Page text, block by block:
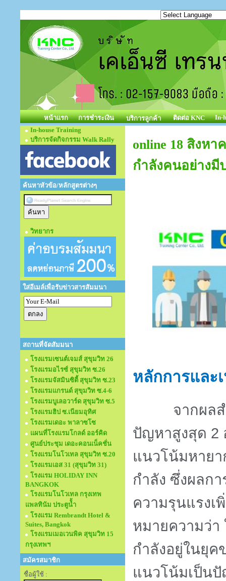
หน้าแรก การชำระเงิน บริการลูกค้า ติดต่อ KNC
In-
In-house Training
บริการจัดกิจกรรม Walk Rally
ค้นหาหัวข้อ/หลักสูตรต่างๆ
วิทยากร
ใส่อีเมล์เพื่อรับข่าวสารสัมมนา
สถานที่จัดสัมมนา
โรงแรมเซนต์เจมส์ สุขุมวิท 26
โรงแรมอไรซ์ สุขุมวิท ซ.26
โรงแรมจัสมินซิตี้ สุขุมวิท ซ.23
โรงแรมแกรนด์ สุขุมวิท ซ.4-6
โรงแรมบูเลอวาร์ด สุขุมวิท ซ.5
โรงแรมฮิป ซ.เนียมอุทิศ
โรงแรมเดอะ พาลาซโซ
แผนที่โรงแรมโกลด์ ออร์คิด
ศูนย์ประชุม เดอะคอนเน็คชั่น
โรงแรมโนโวเทล สุขุมวิท ซ.20
โรงแรมเอส 31 (สุขุมวิท 31)
โรงแรม HOLIDAY INN
BANGKOK
โรงแรมโนโวเทล กรุงเทพ
แพลทินัม ประตูนั้ำ
โรงแรม Rembrandt Hotel &
Suites, Bangkok
โรงแรมเมอเวนพิค สุขุมวิท 15
กรุงเทพฯ
สมัครสมาชิก
ชื่อผู้ใช้ :
online 18 สิงหา
กำลังคนอย่างมี
หลักการและ
จากผล
ปัญหาสูงสุด 2
แนวโน้มหาย
กำลัง ซึ่งผลก
ความรุนแรง
หมายความว่า
กำลังอยู่ในยุค
แนวโน้มเป็น